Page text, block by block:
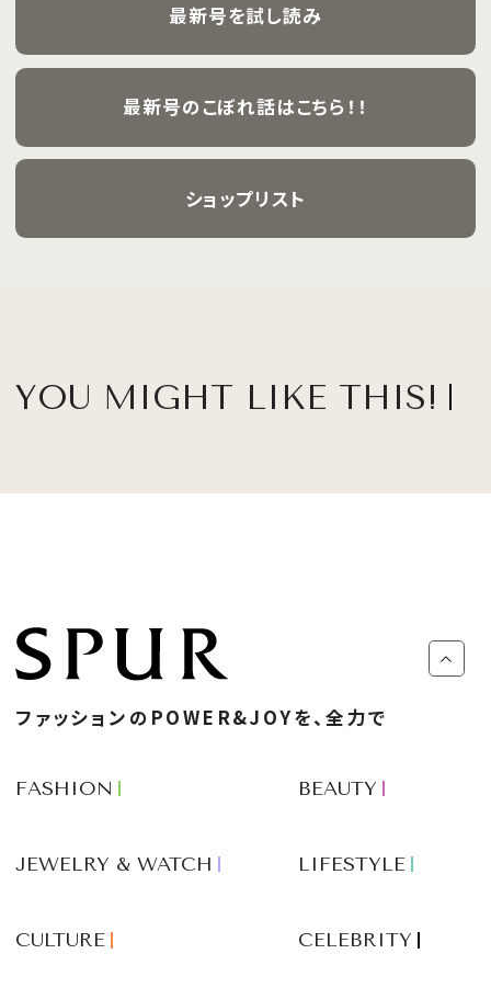
最新号を試し読み
最新号のこぼれ話はこちら！！
ショップリスト
YOU MIGHT LIKE THIS!
ファッションのPOWER&JOYを、全力で
FASHION BEAUTY
JEWELRY & WATCH LIFESTYLE
CULTURE CELEBRITY